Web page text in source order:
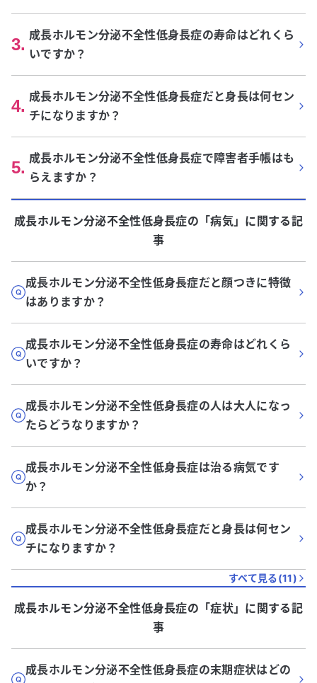
3. 成長ホルモン分泌不全性低身長症の寿命はどれくら
いですか？
4. 成長ホルモン分泌不全性低身長症だと身長は何セン
チになりますか？
5. 成長ホルモン分泌不全性低身長症で障害者手帳はも
らえますか？
成長ホルモン分泌不全性低身長症の「病気」に関する記
事
成長ホルモン分泌不全性低身長症だと顔つきに特徴
はありますか？
成長ホルモン分泌不全性低身長症の寿命はどれくら
いですか？
成長ホルモン分泌不全性低身長症の人は大人になっ
たらどうなりますか？
成長ホルモン分泌不全性低身長症は治る病気です
か？
成長ホルモン分泌不全性低身長症だと身長は何セン
チになりますか？
すべて見る(11)
成長ホルモン分泌不全性低身長症の「症状」に関する記
事
成長ホルモン分泌不全性低身長症の末期症状はどの